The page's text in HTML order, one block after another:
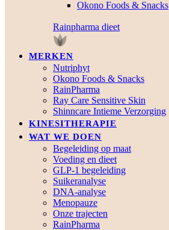
Okono Foods & Snacks
Rainpharma dieet
MERKEN
Nutriphyt
Okono Foods & Snacks
RainPharma
Ray Care Sensitive Skin
Shinncare Intieme Verzorging
KINESITHERAPIE
WAT WE DOEN
Begeleiding op maat
Voeding en dieet
GLP-1 begeleiding
Suikeranalyse
DNA-analyse
Menopauze
Onze trajecten
RainPharma